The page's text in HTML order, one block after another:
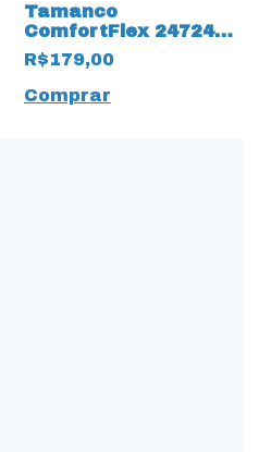
Tamanco
ComfortFlex 2472402
Napa Velvet com
Ajustes Baunilha
R$179,00
Comprar